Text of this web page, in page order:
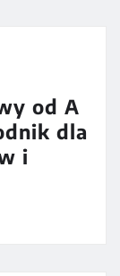
od A
dla
i